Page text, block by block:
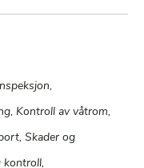
Kontroll av våtrom,
Skader og
kontroll,